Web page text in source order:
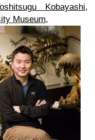
Kobayashi,
Museum,